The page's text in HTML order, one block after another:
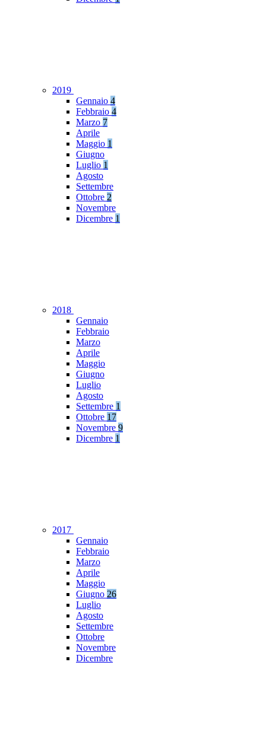
2019
Gennaio 4
Febbraio 4
Marzo 7
Aprile
Maggio 1
Giugno
Luglio 1
Agosto
Settembre
Ottobre 2
Novembre
Dicembre 1
2018
Gennaio
Febbraio
Marzo
Aprile
Maggio
Giugno
Luglio
Agosto
Settembre 1
Ottobre 17
Novembre 9
Dicembre 1
2017
Gennaio
Febbraio
Marzo
Aprile
Maggio
Giugno 26
Luglio
Agosto
Settembre
Ottobre
Novembre
Dicembre